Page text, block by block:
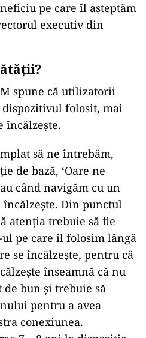
pe care îl aşteptăm
executiv din
spune că utilizatorii
folosit, mai
încălzește.
să ne întrebăm,
de bază, ‘Oare ne
când navigăm cu un
încălzeşte. Din punctul
atenţia trebuie să fie
pe care îl folosim lângă
se încălzeşte, pentru că
înseamnă că nu
bun şi trebuie să
pentru a avea
conexiunea.